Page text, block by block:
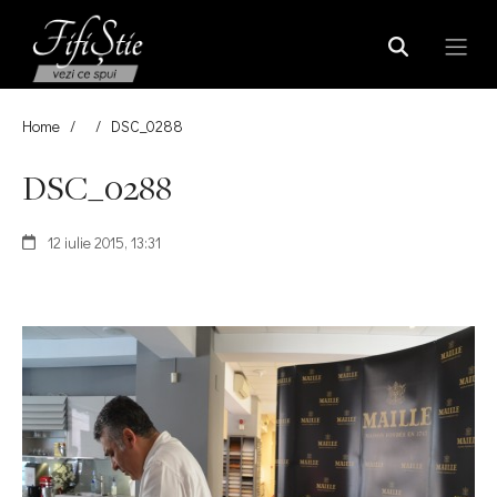
Home / / DSC_0288
DSC_0288
12 iulie 2015, 13:31